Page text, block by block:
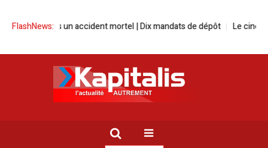
FlashNews:
après un accident mortel | Dix mandats de dépôt Le cinéma